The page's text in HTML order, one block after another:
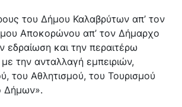
του Δήμου Καλαβρύτων απ’ τον
Αποκορώνου απ’ τον Δήμαρχο
εδραίωση και την περαιτέρω
την ανταλλαγή εμπειριών,
του Αθλητισμού, του Τουρισμού
Δήμων».